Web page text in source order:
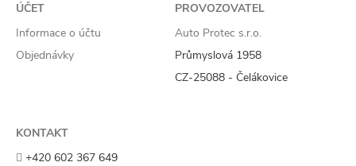
ÚČET
Informace o účtu
Objednávky
PROVOZOVATEL
Auto Protec s.r.o.
Průmyslová 1958
CZ-25088 - Čelákovice
KONTAKT
+420 602 367 649